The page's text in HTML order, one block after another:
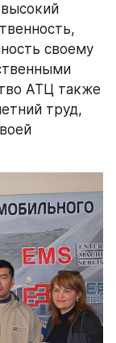
своему
АТЦ также
труд,